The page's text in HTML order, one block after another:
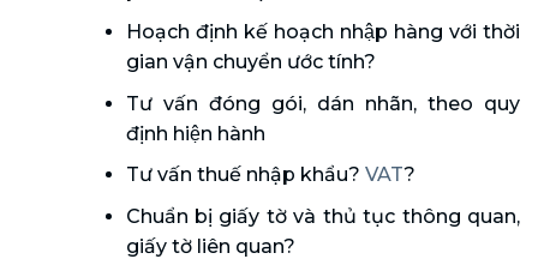
Hoạch định kế hoạch nhập hàng với thời
gian vận chuyển ước tính?
Tư vấn đóng gói, dán nhãn, theo quy
định hiện hành
Tư vấn thuế nhập khẩu? VAT?
Chuẩn bị giấy tờ và thủ tục thông quan,
giấy tờ liên quan?